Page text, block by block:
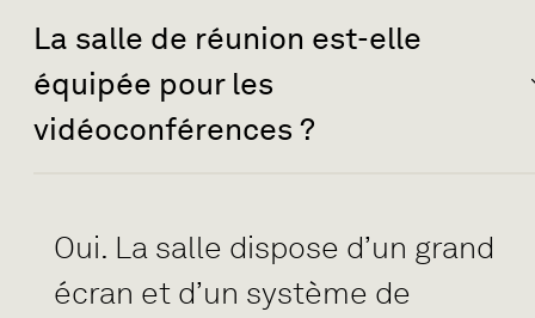
La salle de réunion est-elle
équipée pour les
vidéoconférences ?
Oui. La salle dispose d’un grand
écran et d’un système de